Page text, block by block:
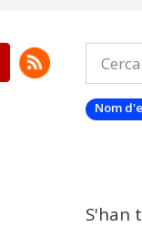
Nom
S'han